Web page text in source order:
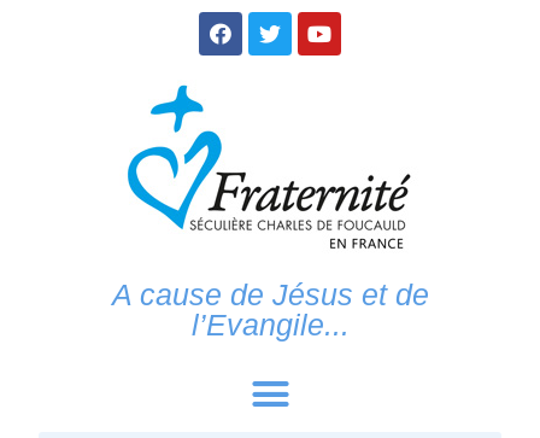
A cause de Jésus et de
l’Evangile...